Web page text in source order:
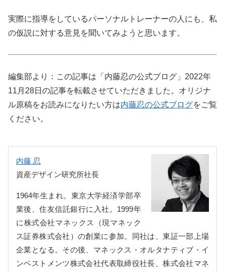
実際に指導をしているパーソナルトレーナーの人にも、私
の仮説に対する意見を聞いてみようと思います。
編集部より：この記事は「内藤忍の公式ブログ」2022年
11月28日の記事を転載させていただきました。オリジナ
ル原稿をお読みになりたい方は内藤忍の公式ブログをご覧
ください。
内藤 忍
資産デザイン研究所社長
1964年生まれ。東京大学経済学部卒
業後、住友信託銀行に入社。1999年
に株式会社マネックス（現マネック
ス証券株式会社）の創業に参加。同社は、東証一部上場
企業となる。その後、マネックス・オルタナティブ・イ
ンベストメンツ株式会社代表取締役社長、株式会社マネ